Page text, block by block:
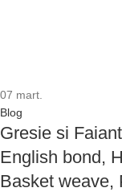
07 mart.
Blog
Gresie si
English bond,
Basket weave,